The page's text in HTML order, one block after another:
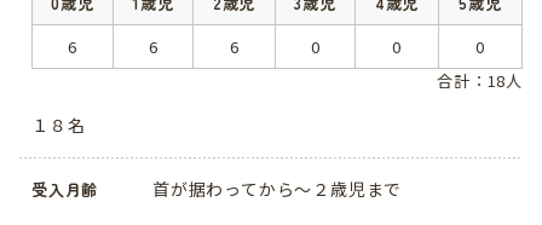
6
6 6 0 0
0
合計：18人
１８名
受入月齢 首が据わってから～２歳児まで